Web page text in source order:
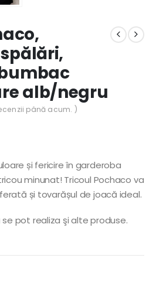
alb/negru
până acum. )
și fericire în garderoba
minunat! Tricoul Pochaco va
și tovarășul de joacă ideal.
pot realiza şi alte produse.